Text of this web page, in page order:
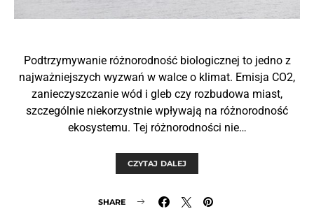
Podtrzymywanie różnorodność biologicznej to jedno z
najważniejszych wyzwań w walce o klimat. Emisja CO2,
zanieczyszczanie wód i gleb czy rozbudowa miast,
szczególnie niekorzystnie wpływają na różnorodność
ekosystemu. Tej różnorodności nie…
CZYTAJ DALEJ
SHARE